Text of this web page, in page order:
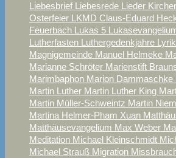
Liebesbrief Liebesrede Lieder
Osterfeier LKMD Claus-Eduard
Feuerbach Lukas 5
Lutherfasten Luthergedenkjahre
Magnigemeinde Manuel Helmeke
Marianne Schröter Marienstift
Marimbaphon Marion Dammaschke
Martin Luther Martin Luther King
Martin Müller-Schweintz Martin
Martina Helmer-Pham Xuan
Matthäusevangelium Max Weber
Meditation Michael Kleinschmidt
Michael Strauß Migration